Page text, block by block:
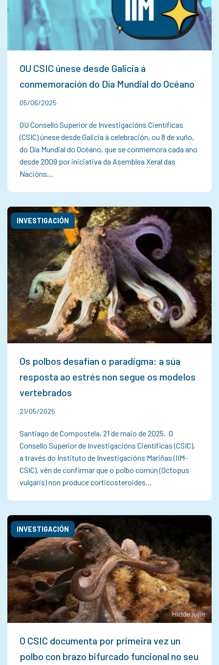
OU CSIC únese desde Galicia á
conmemoración do Día Mundial do Océano
05/06/2025
OU Consello Superior de Investigacións Científicas
(CSIC) únese desde Galicia á celebración, ou 8 de xuño,
do Día Mundial do Océano, que se conmemora cada ano
desde 2009 por iniciativa da Asemblea Xeral das
Nacións…
Os polbos desafían o paradigma: a súa
resposta ao estrés non segue os modelos
vertebrados
INVESTIGACIÓN
21/05/2025
Santiago de Compostela, 21 de maio de 2025. O
Consello Superior de Investigacións Científicas (CSIC),
a través do Instituto de Investigacións Mariñas (IIM-
CSIC), vén de confirmar que o polbo común (Octopus
vulgaris) non produce corticosteroides…
O CSIC documenta por primeira vez un
polbo con brazo bifurcado funcional no seu
INVESTIGACIÓN